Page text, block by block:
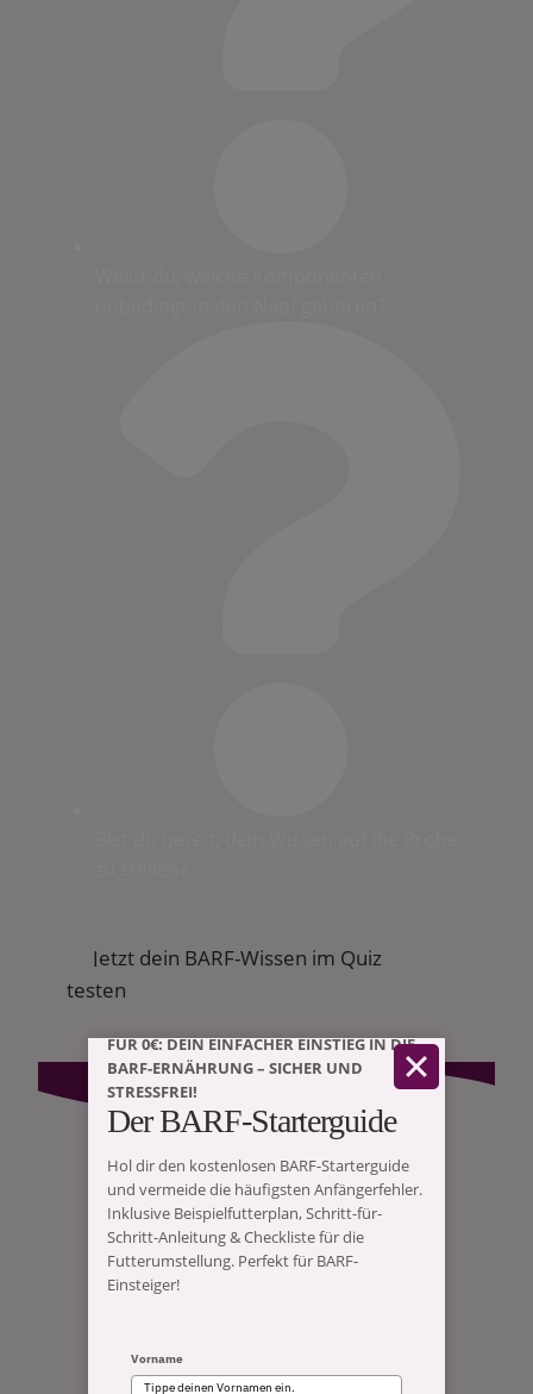
Jetzt dein BARF-Wissen im Quiz
testen
SCHRITT FÜR SCHRITT ZUR SICHEREN
FÜTTERUNG DEINES HUNDES
So läuft deine BARF-
Beratung ab
FÜR 0€: DEIN EINFACHER EINSTIEG IN DIE
BARF-ERNÄHRUNG – SICHER UND
STRESSFREI!
Der BARF-Starterguide
Hol dir den kostenlosen BARF-Starterguide
und vermeide die häufigsten Anfängerfehler.
Inklusive Beispielfutterplan, Schritt-für-
Schritt-Anleitung & Checkliste für die
Futterumstellung. Perfekt für BARF-
Einsteiger!
Vorname